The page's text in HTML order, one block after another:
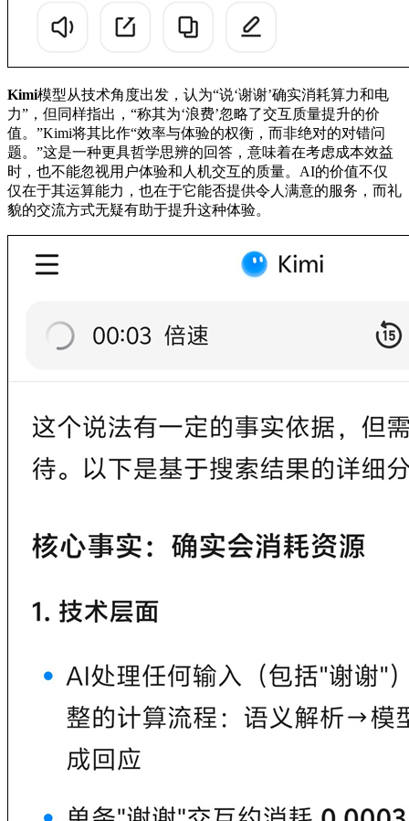
Kimi模型从技术角度出发，认为“说‘谢谢’确实消耗算力和电
力”，但同样指出，“称其为‘浪费’忽略了交互质量提升的价
值。”Kimi将其比作“效率与体验的权衡，而非绝对的对错问
题。”这是一种更具哲学思辨的回答，意味着在考虑成本效益
时，也不能忽视用户体验和人机交互的质量。AI的价值不仅
仅在于其运算能力，也在于它能否提供令人满意的服务，而礼
貌的交流方式无疑有助于提升这种体验。